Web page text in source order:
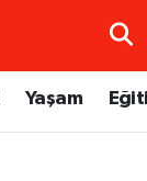
Yaşam